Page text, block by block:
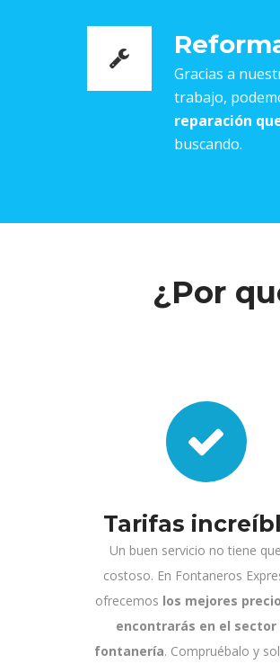
Gracias a
trabajo,
reparación
buscando.
¿Por
Tarifas
Un buen servicio no tiene
costoso. En Fontaneros
ofrecemos los mejores
encontrarás en el sector
fontanería. Compruébalo y